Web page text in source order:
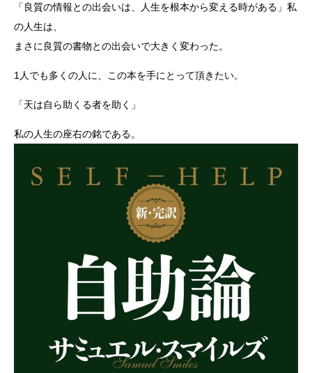
「良質の情報との出会いは、人生を根本から変える時がある」私
の人生は、
まさに良質の書物との出会いで大きく変わった。
1人でも多くの人に、この本を手にとって頂きたい。
「天は自ら助くる者を助く」
私の人生の座右の銘である。